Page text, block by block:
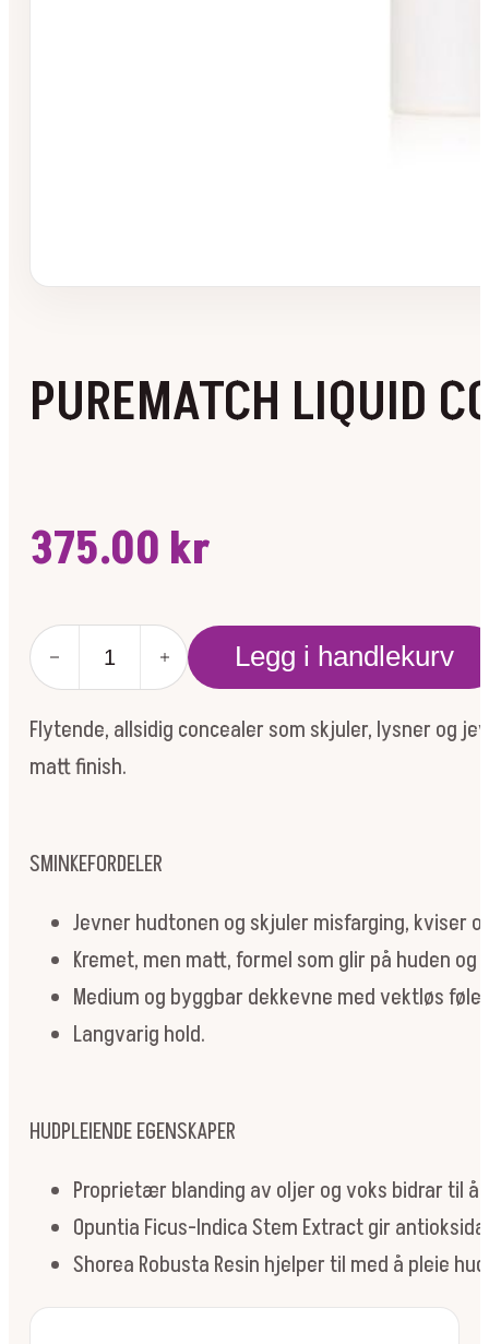
PUREMATCH LIQUID
375.00 kr
PUREMATCH
LIQUID
CONCEALER
LIGHT
antall
Legg i handlekurv
Flytende, allsidig concealer som skjuler, lysner og
matt finish.
SMINKEFORDELER
Jevner hudtonen og skjuler misfarging, kviser
Kremet, men matt, formel som glir på huden og
Medium og byggbar dekkevne med vektløs
Langvarig hold.
HUDPLEIENDE EGENSKAPER
Proprietær blanding av oljer og voks bidrar til
Opuntia Ficus-Indica Stem Extract gir
Shorea Robusta Resin hjelper til med å pleie